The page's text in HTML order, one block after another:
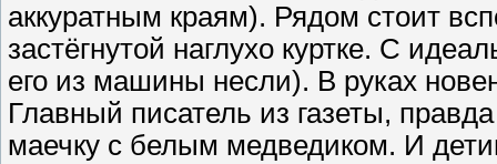
аккуратным краям). Рядом стоит
застёгнутой наглухо куртке. С
его из машины несли). В руках
Главный писатель из газеты,
маечку с белым медведиком. И